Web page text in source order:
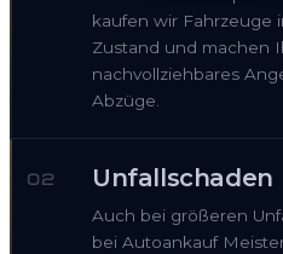
kaufen wir Fahrzeuge
Zustand und machen
nachvollziehbares
Abzüge.
02 Unfallschaden
Auch bei größeren
bei Autoankauf